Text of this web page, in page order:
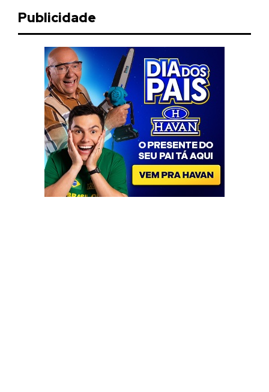
Publicidade